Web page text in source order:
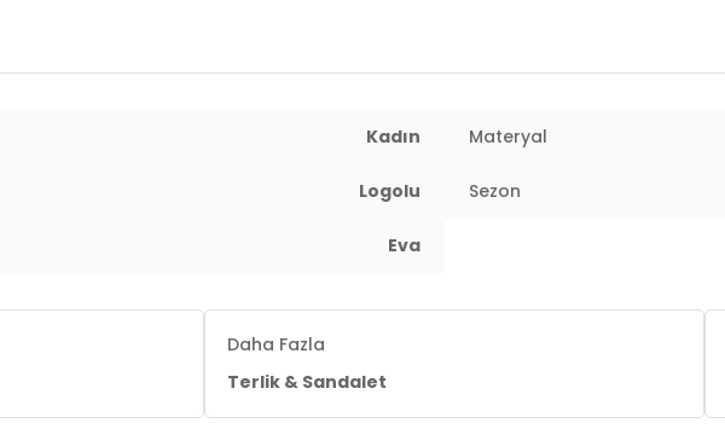
testlerinden geçmiştir. Kanserojen ve sağlığa zararlı maddeler kullanılmamaktadır.
Kadın Materyal
Logolu Sezon
Eva
Daha Fazla
Terlik & Sandalet